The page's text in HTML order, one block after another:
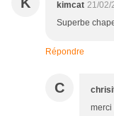
kimcat 21/02/
Superbe
Répondre
C
merci